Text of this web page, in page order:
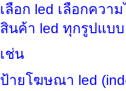
เลือก led เลือกควา
สินค้า led ทุกรูปแบ
เช่น
ป้ายโฆษณา led